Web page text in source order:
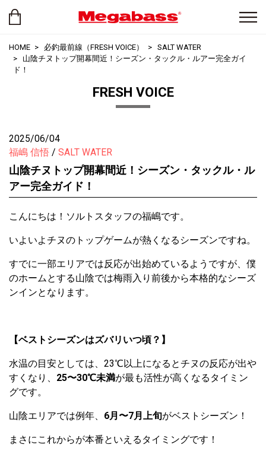
HOME 必釣最前線（FRESH VOICE）
SALT WATER
山陰チヌトップ開幕間近！シーズン・タックル・ルアー完全ガイ
ド！
FRESH VOICE
2025/06/04
福嶋 信悟
SALT WATER
山陰チヌトップ開幕間近！シーズン・タックル・ル
アー完全ガイド！
こんにちは！ソルトスタッフの福嶋です。
いよいよチヌのトップゲームが熱くなるシーズンですね。
すでに一部エリアでは反応が出始めているようですが、僕
のホームとする山陰では梅雨入り前後から本格的なシーズ
ンインとなります。
【ベストシーズンはズバリいつ頃？】
水温の目安としては、23℃以上になるとチヌの反応が出や
すくなり、 25〜30℃未満が最も活性が高くなるタイミン
グです。
山陰エリアでは例年、 6月〜7月上旬がベストシーズン！
まさにこれからが本番といえるタイミングです！